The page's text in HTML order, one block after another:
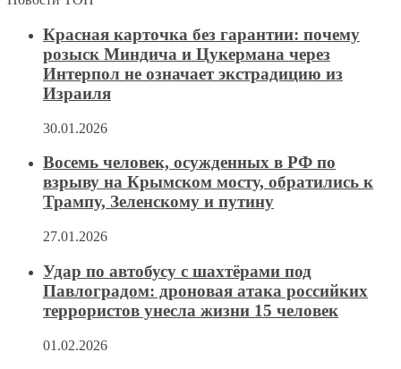
Красная карточка без гарантии: почему
розыск Миндича и Цукермана через
Интерпол не означает экстрадицию из
Израиля
30.01.2026
Восемь человек, осужденных в РФ по
взрыву на Крымском мосту, обратились к
Трампу, Зеленскому и путину
27.01.2026
Удар по автобусу с шахтёрами под
Павлоградом: дроновая атака российких
террористов унесла жизни 15 человек
01.02.2026